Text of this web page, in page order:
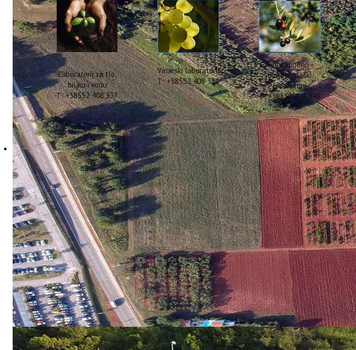
Laboratorij za tlo,
biljku i vodu
T: +38552 408 337
Vinarski laboratorij
T: +38552 408 331
Prehrambeno -
biotehnološki
laboratorij
T: +38552 408 348
Rezultati projekta NATURALLY
konferenciji Hrvatskog kemijskog
11 Rujan 2024 Hitova: 1470
Rezultati suradnje tri projekta koje financira Hrvatska
Ljetnoj konferenciji Hrvatskog kemijskog društva Rijeka-Pula,
Prošle godine su tri institucije (Institut za poljoprivredu i
Prirodoslovno-matematički fakultet) potpisale Sporazum o suradnji na jačanju
jačanje istraživačkog i diseminacijskog potencijala prilikom provedbe istraživanja, a
invazivne vrste kao izvor farmaceutika – NATURALLY” (IP-2020-02-6899)voditeljice dr.
zagrijavanja na fiziološke parametre sisavaca prehranom biljkama uzgojenim pri visokoj
prof. dr. sc. Ivane Šola i“Uloga biflavonoida u biljkama: Gingko biloba L . kao modelni sustav –
Dunje Šamec.
Na konferenciji u Rijeci, voditeljica projekta NATURALLY, dr. sc. Danijela Poljuha, predstavila